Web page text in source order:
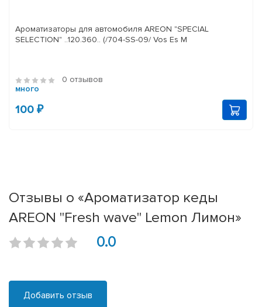
Ароматизаторы для автомобиля AREON "SPECIAL
SELECTION" ..120.360.. (/704-SS-09/ Vos Es M
0 отзывов
много
100 ₽
Отзывы о «Ароматизатор кеды
AREON "Fresh wave" Lemon Лимон»
0.0
Добавить отзыв